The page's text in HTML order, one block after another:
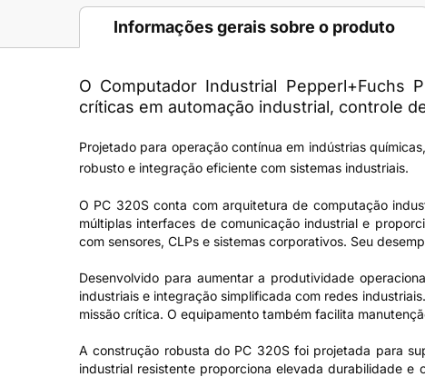
Informações gerais sobre o produto
O Computador Industrial Pepperl+Fuchs
críticas em automação industrial, controle
Projetado para operação contínua em indústrias
robusto e integração eficiente com sistemas industriais.
O PC 320S conta com arquitetura de computação
múltiplas interfaces de comunicação industrial e
com sensores, CLPs e sistemas corporativos. Seu
Desenvolvido para aumentar a produtividade
industriais e integração simplificada com redes
missão crítica. O equipamento também facilita
A construção robusta do PC 320S foi projetada para
industrial resistente proporciona elevada durabilidade